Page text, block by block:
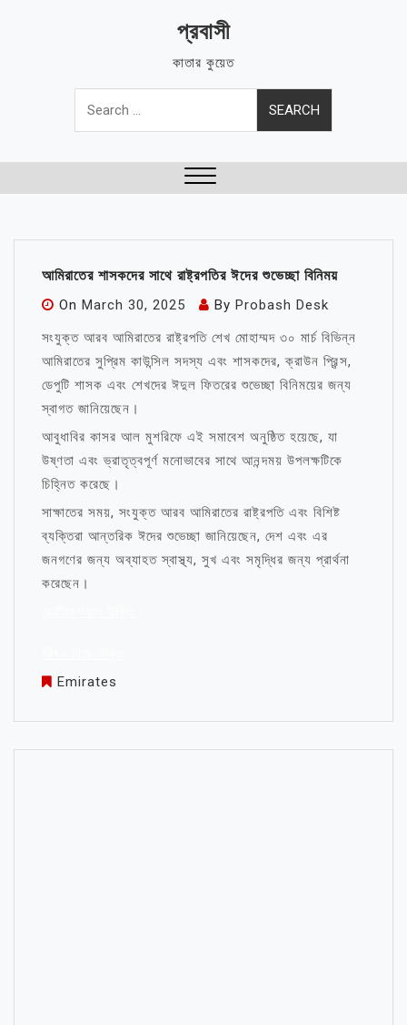
প্রবাসী
কাতার কুয়েত
Search
for:
আমিরাতের শাসকদের সাথে রাষ্ট্রপতির ঈদের শুভেচ্ছা বিনিময়
On March 30, 2025 By Probash Desk
সংযুক্ত আরব আমিরাতের রাষ্ট্রপতি শেখ মোহাম্মদ ৩০ মার্চ বিভিন্ন
আমিরাতের সুপ্রিম কাউন্সিল সদস্য এবং শাসকদের, ক্রাউন প্রিন্স,
ডেপুটি শাসক এবং শেখদের ঈদুল ফিতরের শুভেচ্ছা বিনিময়ের জন্য
স্বাগত জানিয়েছেন।
আবুধাবির কাসর আল মুশরিফে এই সমাবেশ অনুষ্ঠিত হয়েছে, যা
উষ্ণতা এবং ভ্রাতৃত্বপূর্ণ মনোভাবের সাথে আনন্দময় উপলক্ষটিকে
চিহ্নিত করেছে।
সাক্ষাতের সময়, সংযুক্ত আরব আমিরাতের রাষ্ট্রপতি এবং বিশিষ্ট
ব্যক্তিরা আন্তরিক ঈদের শুভেচ্ছা জানিয়েছেন, দেশ এবং এর
জনগণের জন্য অব্যাহত স্বাস্থ্য, সুখ এবং সমৃদ্ধির জন্য প্রার্থনা
করেছেন।
Emirates